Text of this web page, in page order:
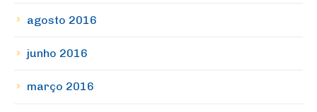
agosto 2016
junho 2016
março 2016